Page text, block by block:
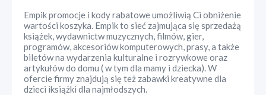
Empik promocje i kody rabatowe umożliwią Ci obniżenie
wartości koszyka. Empik to sieć zajmująca się sprzedażą
książek, wydawnictw muzycznych, filmów, gier,
programów, akcesoriów komputerowych, prasy, a także
biletów na wydarzenia kulturalne i rozrywkowe oraz
artykułów do domu ( w tym dla mamy i dziecka). W
ofercie firmy znajdują się też zabawki kreatywne dla
dzieci iksiążki dla najmłodszych.